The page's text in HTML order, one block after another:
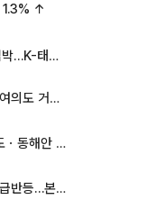
1.3% ↑
美 ‘232조 하이브리드 제재’ 임박…K-태양광, 불확실성 털고 날개 다나
'국책은행 3사' 직원들, 다음주 여의도 거리 나서는 까닭은
폭염에 폭우까지⋯낮 최고 37도ㆍ동해안 강한 비 [날씨]
[베스트&워스트] 코스닥 10% 급반등…본느, 최대주주 변경 기대에 270% 폭등